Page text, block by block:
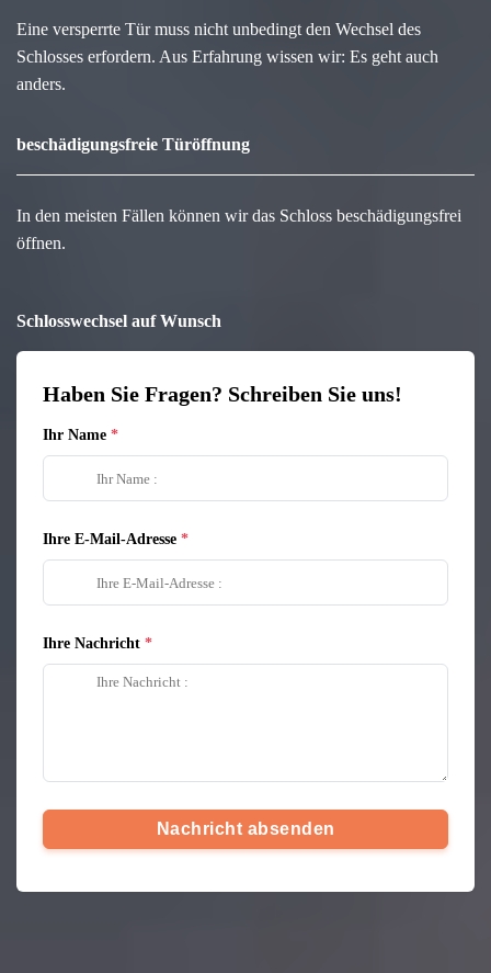
Eine versperrte Tür muss nicht unbedingt den Wechsel des
Schlosses erfordern. Aus Erfahrung wissen wir: Es geht auch
anders.
beschädigungsfreie Türöffnung
In den meisten Fällen können wir das Schloss beschädigungsfrei
öffnen.
Schlosswechsel auf Wunsch
Haben Sie Fragen? Schreiben Sie uns!
Ihr Name
Ihre E-Mail-Adresse
Ihre Nachricht
Nachricht absenden